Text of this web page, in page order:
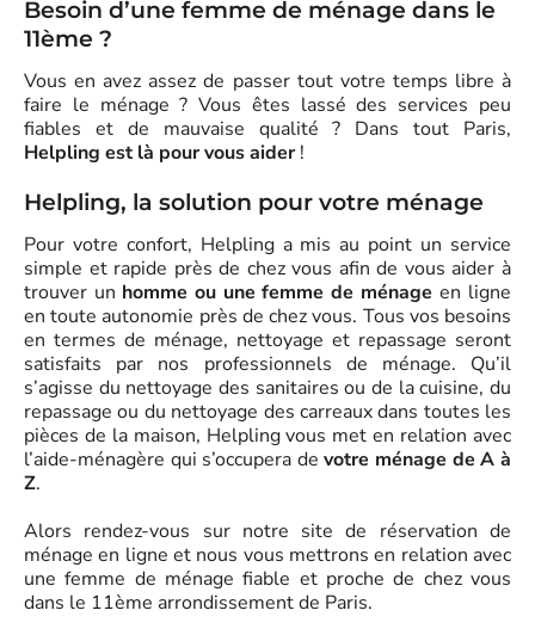
Besoin d’une femme de ménage dans le
11ème ?
Vous en avez assez de passer tout votre temps libre à
faire le ménage ? Vous êtes lassé des services peu
fiables et de mauvaise qualité ? Dans tout Paris,
Helpling est là pour vous aider!
Helpling, la solution pour votre ménage
Pour votre confort, Helpling a mis au point un service
simple et rapide près de chez vous afin de vous aider à
trouver un homme ou une femme de ménage en ligne
en toute autonomie près de chez vous. Tous vos besoins
en termes de ménage, nettoyage et repassage seront
satisfaits par nos professionnels de ménage. Qu’il
s’agisse du nettoyage des sanitaires ou de la cuisine, du
repassage ou du nettoyage des carreaux dans toutes les
pièces de la maison, Helpling vous met en relation avec
l’aide-ménagère qui s’occupera de votre ménage de A à
Z.
Alors rendez-vous sur notre site de réservation de
ménage en ligne et nous vous mettrons en relation avec
une femme de ménage fiable et proche de chez vous
dans le 11ème arrondissement de Paris.